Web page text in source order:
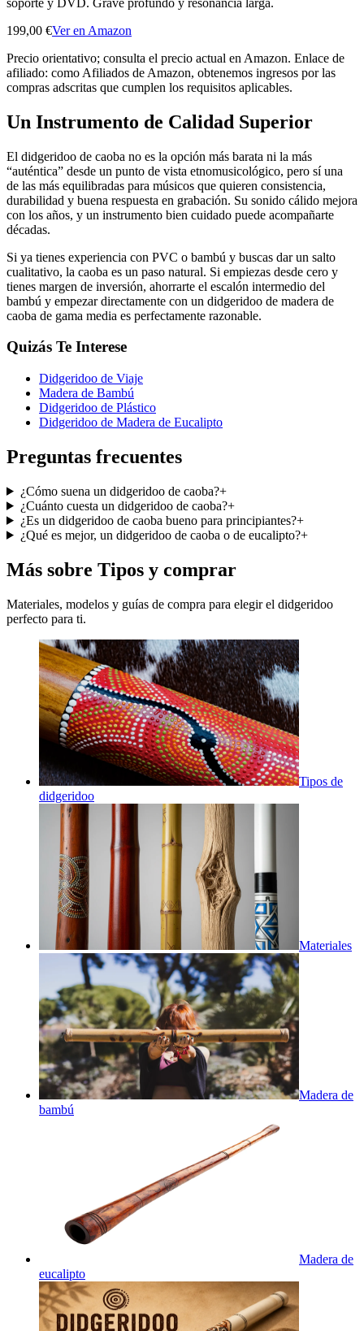
199,00 €Ver en Amazon
Precio orientativo; consulta el precio actual en Amazon. Enlace de
afiliado: como Afiliados de Amazon, obtenemos ingresos por las
compras adscritas que cumplen los requisitos aplicables.
Un Instrumento de Calidad Superior
El didgeridoo de caoba no es la opción más barata ni la más
“auténtica” desde un punto de vista etnomusicológico, pero sí una
de las más equilibradas para músicos que quieren consistencia,
durabilidad y buena respuesta en grabación. Su sonido cálido mejora
con los años, y un instrumento bien cuidado puede acompañarte
décadas.
Si ya tienes experiencia con PVC o bambú y buscas dar un salto
cualitativo, la caoba es un paso natural. Si empiezas desde cero y
tienes margen de inversión, ahorrarte el escalón intermedio del
bambú y empezar directamente con un didgeridoo de madera de
caoba de gama media es perfectamente razonable.
Quizás Te Interese
Didgeridoo de Viaje
Madera de Bambú
Didgeridoo de Plástico
Didgeridoo de Madera de Eucalipto
Preguntas frecuentes
¿Cómo suena un didgeridoo de caoba?+
¿Cuánto cuesta un didgeridoo de caoba?+
¿Es un didgeridoo de caoba bueno para principiantes?+
¿Qué es mejor, un didgeridoo de caoba o de eucalipto?+
Más sobre Tipos y comprar
Materiales, modelos y guías de compra para elegir el didgeridoo
perfecto para ti.
Tipos de
didgeridoo
Materiales
Madera de
bambú
Madera de
eucalipto